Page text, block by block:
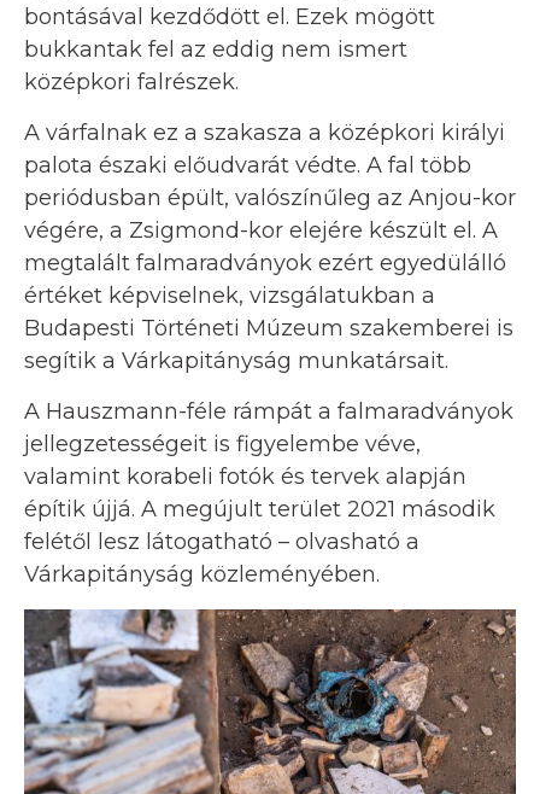
bontásával kezdődött el. Ezek mögött
bukkantak fel az eddig nem ismert
középkori falrészek.
A várfalnak ez a szakasza a középkori királyi
palota északi előudvarát védte. A fal több
periódusban épült, valószínűleg az Anjou-kor
végére, a Zsigmond-kor elejére készült el. A
megtalált falmaradványok ezért egyedülálló
értéket képviselnek, vizsgálatukban a
Budapesti Történeti Múzeum szakemberei is
segítik a Várkapitányság munkatársait.
A Hauszmann-féle rámpát a falmaradványok
jellegzetességeit is figyelembe véve,
valamint korabeli fotók és tervek alapján
építik újjá. A megújult terület 2021 második
felétől lesz látogatható – olvasható a
Várkapitányság közleményében.